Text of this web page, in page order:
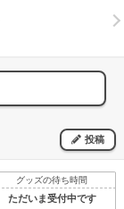
投稿
グッズの待ち時間
ただいま受付中です